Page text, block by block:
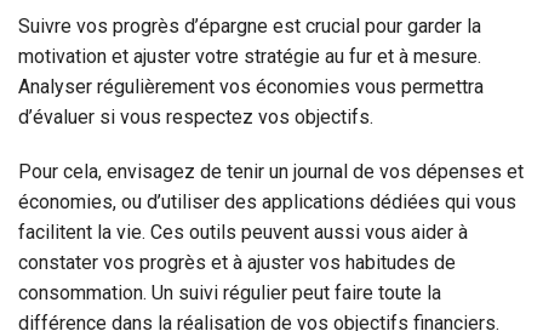
Suivre vos progrès d’épargne est crucial pour garder la
motivation et ajuster votre stratégie au fur et à mesure.
Analyser régulièrement vos économies vous permettra
d’évaluer si vous respectez vos objectifs.
Pour cela, envisagez de tenir un journal de vos dépenses et
économies, ou d’utiliser des applications dédiées qui vous
facilitent la vie. Ces outils peuvent aussi vous aider à
constater vos progrès et à ajuster vos habitudes de
consommation. Un suivi régulier peut faire toute la
différence dans la réalisation de vos objectifs financiers.